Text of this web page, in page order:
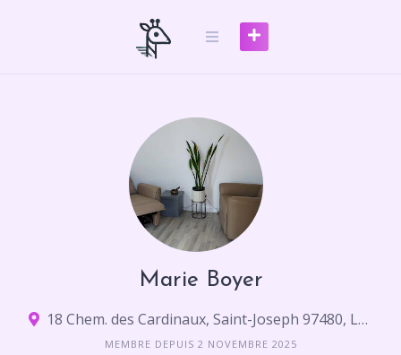
Marie Boyer
18 Chem. des Cardinaux, Saint-Joseph 97480, La Réunion
MEMBRE DEPUIS 2 NOVEMBRE 2025